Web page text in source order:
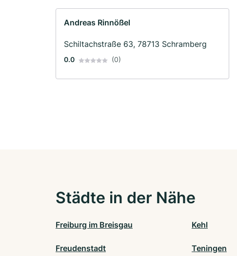
Andreas Rinnößel
Schiltachstraße 63, 78713 Schramberg
0.0 (0)
Städte in der Nähe
Freiburg im Breisgau Kehl
Freudenstadt Teningen